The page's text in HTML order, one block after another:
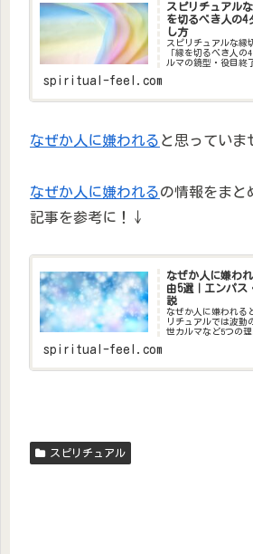
スピリチュアル
を切るべき人の4
し方
スピリチュアルな縁
「縁を切るべき人の
ルマの鏡型・役目終
ェックリスト付き
恋人別の縁切りの
spiritual-feel.com
なぜか人に嫌われる と思っていま
なぜか人に嫌われるの情報をまと
記事を参考に！↓
なぜか人に嫌わ
由5選｜エンパス
説
なぜか人に嫌われる
リチュアルでは波動
世カルマなど5つの
spiritual-feel.com
スピリチュアル